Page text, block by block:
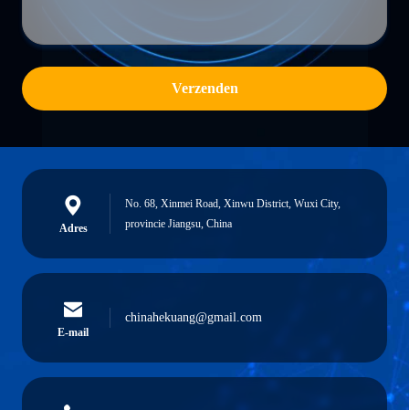
Verzenden
Adres
No. 68, Xinmei Road, Xinwu District, Wuxi City,
provincie Jiangsu, China
E-mail
chinahekuang@gmail.com